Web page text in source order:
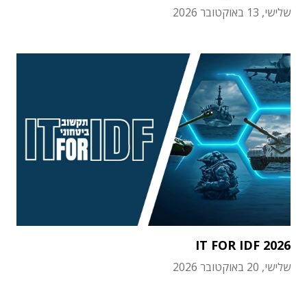
שלישי, 13 באוקטובר 2026
IT FOR IDF 2026
שלישי, 20 באוקטובר 2026